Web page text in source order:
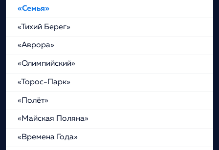
«Семья»
«Тихий Берег»
«Аврора»
«Олимпийский»
«Торос-Парк»
«Полёт»
«Майская Поляна»
«Времена Года»